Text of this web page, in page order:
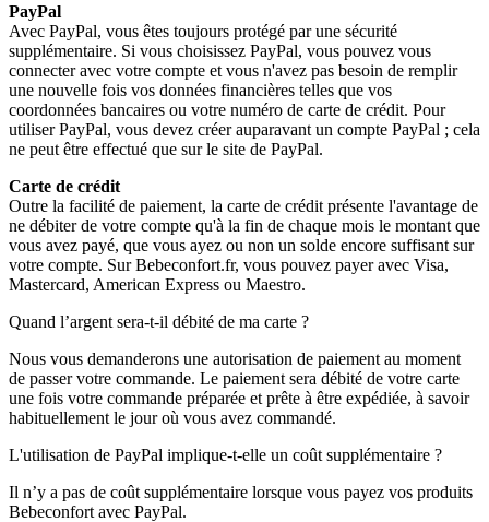
PayPal
Avec PayPal, vous êtes toujours protégé par une sécurité
supplémentaire. Si vous choisissez PayPal, vous pouvez vous
connecter avec votre compte et vous n'avez pas besoin de remplir
une nouvelle fois vos données financières telles que vos
coordonnées bancaires ou votre numéro de carte de crédit. Pour
utiliser PayPal, vous devez créer auparavant un compte PayPal ; cela
ne peut être effectué que sur le site de PayPal.
Carte de crédit
Outre la facilité de paiement, la carte de crédit présente l'avantage de
ne débiter de votre compte qu'à la fin de chaque mois le montant que
vous avez payé, que vous ayez ou non un solde encore suffisant sur
votre compte. Sur Bebeconfort.fr, vous pouvez payer avec Visa,
Mastercard, American Express ou Maestro.
Quand l’argent sera-t-il débité de ma carte ?
Nous vous demanderons une autorisation de paiement au moment
de passer votre commande. Le paiement sera débité de votre carte
une fois votre commande préparée et prête à être expédiée, à savoir
habituellement le jour où vous avez commandé.
L'utilisation de PayPal implique-t-elle un coût supplémentaire ?
Il n’y a pas de coût supplémentaire lorsque vous payez vos produits
Bebeconfort avec PayPal.